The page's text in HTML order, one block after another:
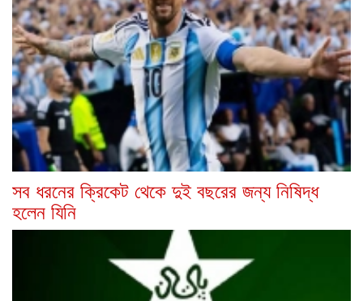
সব ধরনের ক্রিকেট থেকে দুই বছরের জন্য নিষিদ্ধ
হলেন যিনি